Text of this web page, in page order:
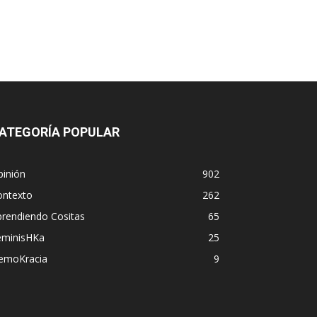
POPULAR
902
262
Cositas
65
25
9